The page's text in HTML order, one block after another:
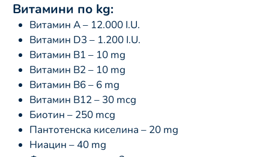
Витамини по kg:
Витамин A – 12.000 I.U.
Витамин D3 – 1.200 I.U.
Витамин B1 – 10 mg
Витамин B2 – 10 mg
Витамин B6 – 6 mg
Витамин B12 – 30 mcg
Биотин – 250 mcg
Пантотенска киселина – 20 mg
Ниацин – 40 mg